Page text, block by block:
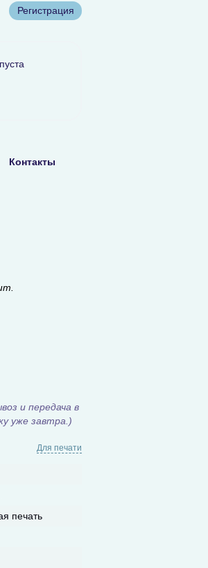
Регистрация
Контакты
и передача в
уже завтра.)
Для печати
печать